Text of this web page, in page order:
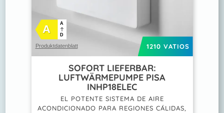
1210 VATIOS
A A
D
Produktdatenblatt
SOFORT LIEFERBAR:
LUFTWÄRMEPUMPE PISA
INHP18ELEC
EL POTENTE SISTEMA DE AIRE
ACONDICIONADO PARA REGIONES CÁLIDAS,